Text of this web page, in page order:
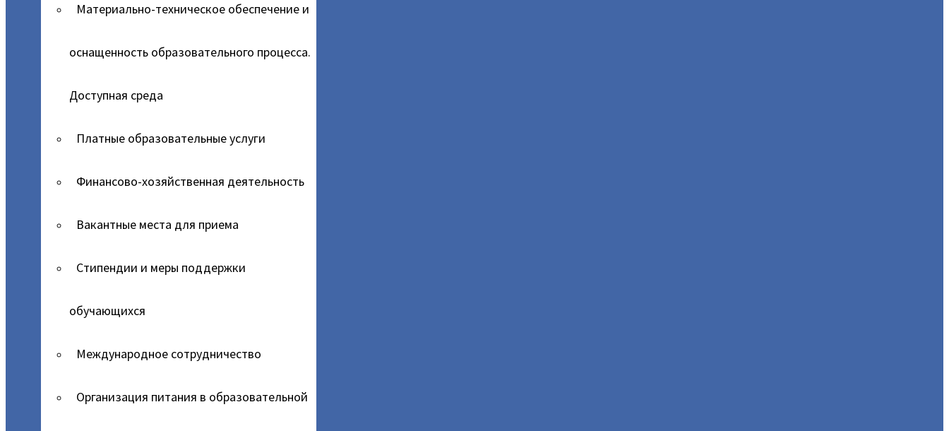
Материально-техническое обеспечение и
оснащенность образовательного процесса.
Доступная среда
Платные образовательные услуги
Финансово-хозяйственная деятельность
Вакантные места для приема
Стипендии и меры поддержки
обучающихся
Международное сотрудничество
Организация питания в образовательной